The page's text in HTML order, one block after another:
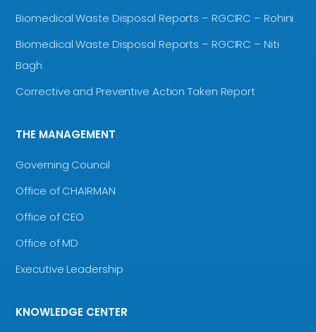
Biomedical Waste Disposal Reports – RGCIRC – Rohini
Biomedical Waste Disposal Reports – RGCIRC – Niti
Bagh
Corrective and Preventive Action Taken Report
THE MANAGEMENT
Governing Council
Office of CHAIRMAN
Office of CEO
Office of MD
Executive Leadership
KNOWLEDGE CENTER